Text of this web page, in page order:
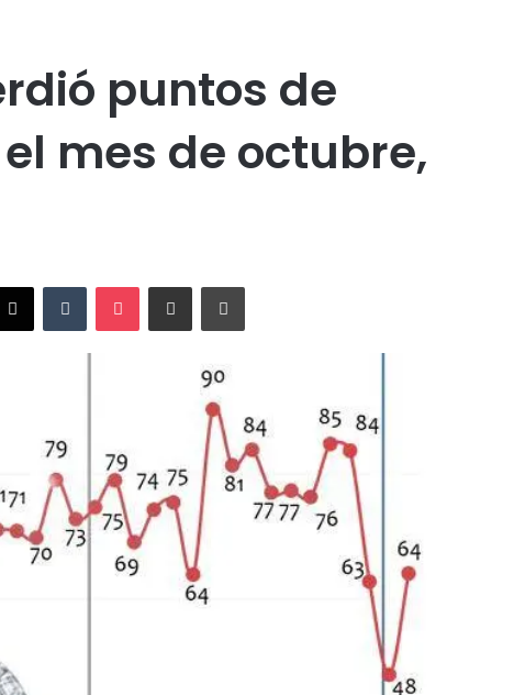
puntos de
mes de octubre,